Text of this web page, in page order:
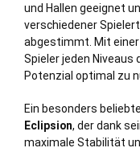
und Hallen geeignet
verschiedener
abgestimmt. Mit
Spieler jeden Niveaus
Potenzial optimal zu
Ein besonders
Eclipsion, der dank
maximale Stabilität